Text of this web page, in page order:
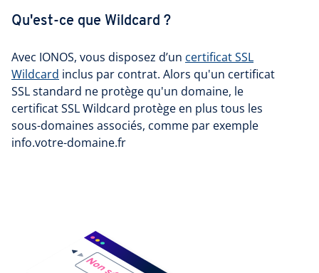
Qu'est-ce que Wildcard ?
Avec IONOS, vous disposez d’un certificat SSL
Wildcard inclus par contrat. Alors qu'un certificat
SSL standard ne protège qu'un domaine, le
certificat SSL Wildcard protège en plus tous les
sous-domaines associés, comme par exemple
info.votre-domaine.fr